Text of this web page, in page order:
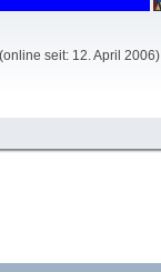
seit: 12. April 2006)